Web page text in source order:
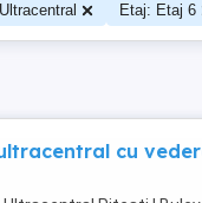
Ultracentral Etaj: Etaj 6
cu